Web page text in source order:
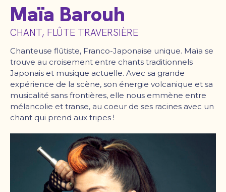
Maïa Barouh
CHANT, FLÛTE TRAVERSIÈRE
Chanteuse flûtiste, Franco-Japonaise unique. Maïa se
trouve au croisement entre chants traditionnels
Japonais et musique actuelle. Avec sa grande
expérience de la scène, son énergie volcanique et sa
musicalité sans frontières, elle nous emmène entre
mélancolie et transe, au coeur de ses racines avec un
chant qui prend aux tripes !